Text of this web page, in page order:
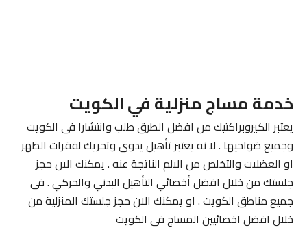
خدمة مساج منزلية في الكويت
يعتبر الكيروبراكتيك من افضل الطرق طلب وانتشارا فى الكويت
وجميع ضواحيها . لا نه يعتبر تأهيل يدوى وتحريك لفقرات الظهر
او العضلات والتخلص من الالم الناتجة عنه . يمكنك الان حجز
جلستك من خلال افضل أخصائي التأهيل البدني والحركي . فى
جميع مناطق الكويت . او يمكنك الان حجز جلستك المنزلية من
خلال افضل اخصائيين المساج فى الكويت